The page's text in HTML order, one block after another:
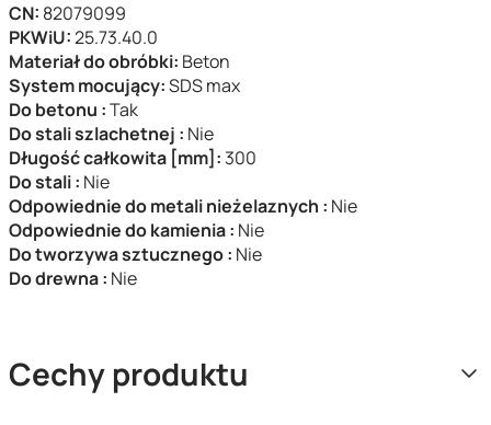
CN: 82079099
PKWiU:25.73.40.0
Materiał do obróbki: Beton
System mocujący:SDS max
Do betonu :Tak
Do stali szlachetnej : Nie
Długość całkowita [mm]: 300
Do stali : Nie
Odpowiednie do metali nieżelaznych : Nie
Odpowiednie do kamienia : Nie
Do tworzywa sztucznego : Nie
Do drewna : Nie
Cechy produktu